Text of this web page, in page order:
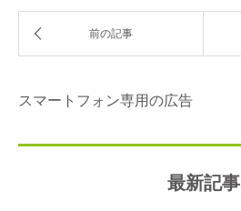
スマートフォン専用の広告
最新記事